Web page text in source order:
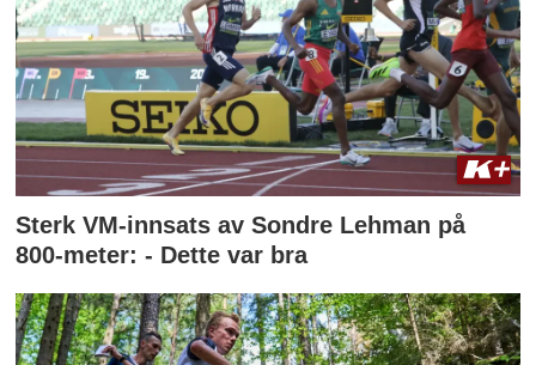
Sterk VM-innsats av Sondre Lehman på
800-meter: - Dette var bra